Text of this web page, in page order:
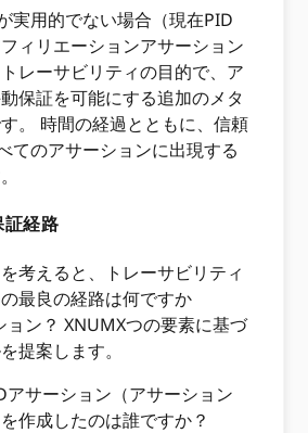
実用的でない場合（現在PID
ィリエーションアサーション
レーサビリティの目的で、ア
保証を可能にする追加のメタ
。 時間の経過とともに、信頼
てのアサーションに出現する
証経路
考えると、トレーサビリティ
最良の経路は何ですか
ョン？ XNUMXつの要素に基づ
提案します。
アサーション（アサーション
作成したのは誰ですか？